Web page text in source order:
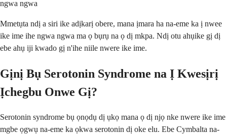
ngwa ngwa
Mmetụta ndị a siri ike adịkarị obere, mana ịmara ha na-eme ka ị nwee
ike ime ihe ngwa ngwa ma ọ bụrụ na ọ dị mkpa. Ndị otu ahụike gị dị
ebe ahụ iji kwado gị n'ihe niile nwere ike ime.
Gịnị Bụ Serotonin Syndrome na Ị Kwesịrị
Ịchegbu Onwe Gị?
Serotonin syndrome bụ ọnọdụ dị ụkọ mana ọ dị njọ nke nwere ike ime
mgbe ọgwụ na-eme ka ọkwa serotonin dị oke elu. Ebe Cymbalta na-